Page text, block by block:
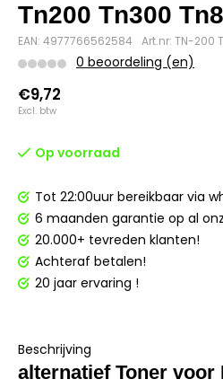
Tn200 Tn300
EAN: 4977766562584 Art.nr: TN-200
0 beoordeling (en)
€9,72
Excl. btw
Op voorraad
Tot 22:00uur bereikbaar via
6 maanden garantie op al
20.000+ tevreden klanten!
Achteraf betalen!
20 jaar ervaring !
Beschrijving
alternatief Toner voor